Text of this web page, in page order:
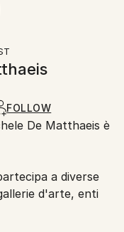
items and
section
and shipped
FOLLOW
De Matthaeis è
a diverse
d'arte, enti